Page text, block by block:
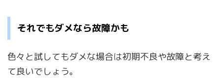
それでもダメなら故障かも
色々と試してもダメな場合は初期不良や故障と考え
て良いでしょう。